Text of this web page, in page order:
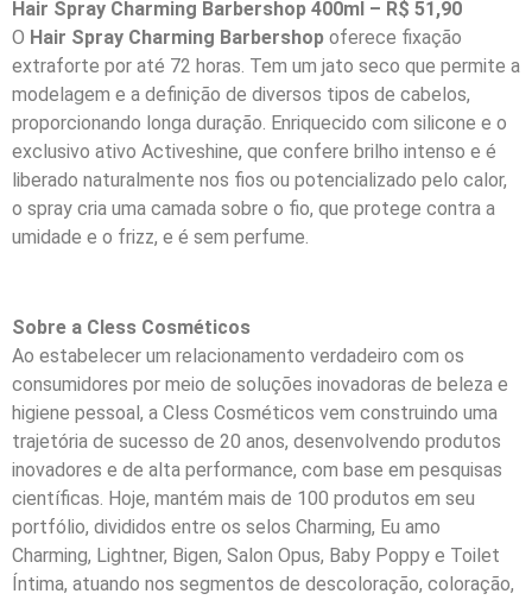
Hair Spray Charming Barbershop 400ml – R$ 51,90
O Hair Spray Charming Barbershop oferece fixação
extraforte por até 72 horas. Tem um jato seco que permite a
modelagem e a definição de diversos tipos de cabelos,
proporcionando longa duração. Enriquecido com silicone e o
exclusivo ativo Activeshine, que confere brilho intenso e é
liberado naturalmente nos fios ou potencializado pelo calor,
o spray cria uma camada sobre o fio, que protege contra a
umidade e o frizz, e é sem perfume.
Sobre a Cless Cosméticos
Ao estabelecer um relacionamento verdadeiro com os
consumidores por meio de soluções inovadoras de beleza e
higiene pessoal, a Cless Cosméticos vem construindo uma
trajetória de sucesso de 20 anos, desenvolvendo produtos
inovadores e de alta performance, com base em pesquisas
científicas. Hoje, mantém mais de 100 produtos em seu
portfólio, divididos entre os selos Charming, Eu amo
Charming, Lightner, Bigen, Salon Opus, Baby Poppy e Toilet
Íntima, atuando nos segmentos de descoloração, coloração,